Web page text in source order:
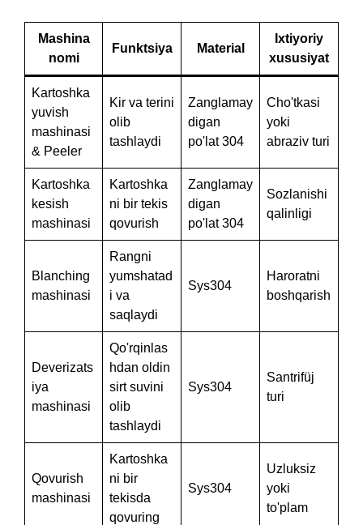
Mashina
nomi
Funktsiya Material
Ixtiyoriy
xususiyat
Kartoshka
yuvish
mashinasi
& Peeler
Kir va terini
olib
tashlaydi
Zanglamay
digan
po'lat 304
Cho'tkasi
yoki
abraziv turi
Kartoshka
kesish
mashinasi
Kartoshka
ni bir tekis
qovurish
Zanglamay
digan
po'lat 304
Sozlanishi
qalinligi
Blanching
mashinasi
Rangni
yumshatad
i va
saqlaydi
Sys304
Haroratni
boshqarish
Deverizats
iya
mashinasi
Qo'rqinlas
hdan oldin
sirt suvini
olib
tashlaydi
Sys304
Santrifüj
turi
Qovurish
mashinasi
Kartoshka
ni bir
tekisda
qovuring
Sys304
Uzluksiz
yoki
to'plam